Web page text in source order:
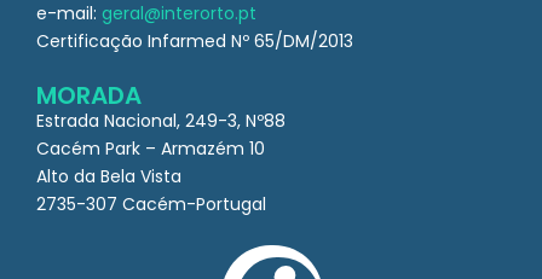
e-mail: geral@interorto.pt
Certificação Infarmed Nº 65/DM/2013
MORADA
Estrada Nacional, 249-3, Nº88
Cacém Park – Armazém 10
Alto da Bela Vista
2735-307 Cacém-Portugal